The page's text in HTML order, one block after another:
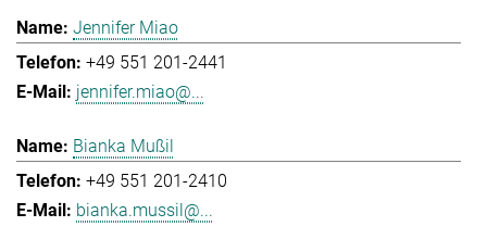
Jennifer Miao
+49 551 201-2441
jennifer.miao@...
Bianka Mußil
+49 551 201-2410
bianka.mussil@...